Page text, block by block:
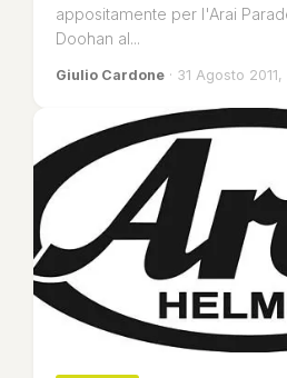
appositamente per l'Arai
Doohan al...
Giulio Cardone · 31 Agosto